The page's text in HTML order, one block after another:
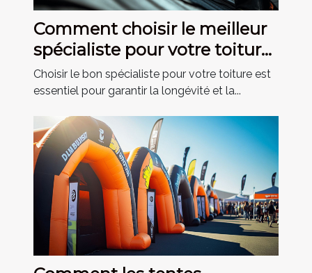
Comment choisir le meilleur
spécialiste pour votre toiture
?
Choisir le bon spécialiste pour votre toiture est
essentiel pour garantir la longévité et la...